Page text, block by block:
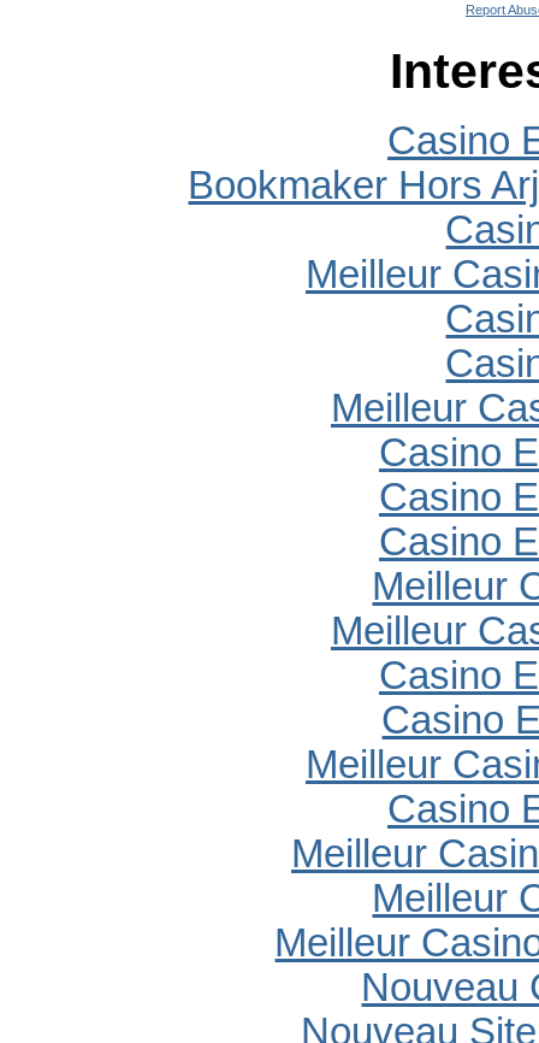
Report
Casino
Bookmaker Hors
Meilleur
Meilleur
Casino
Casino
Casino
Meilleur
Meilleur
Casino
Casino
Meilleur
Casino
Meilleur
Meilleur
Meilleur
Nouveau
Nouveau